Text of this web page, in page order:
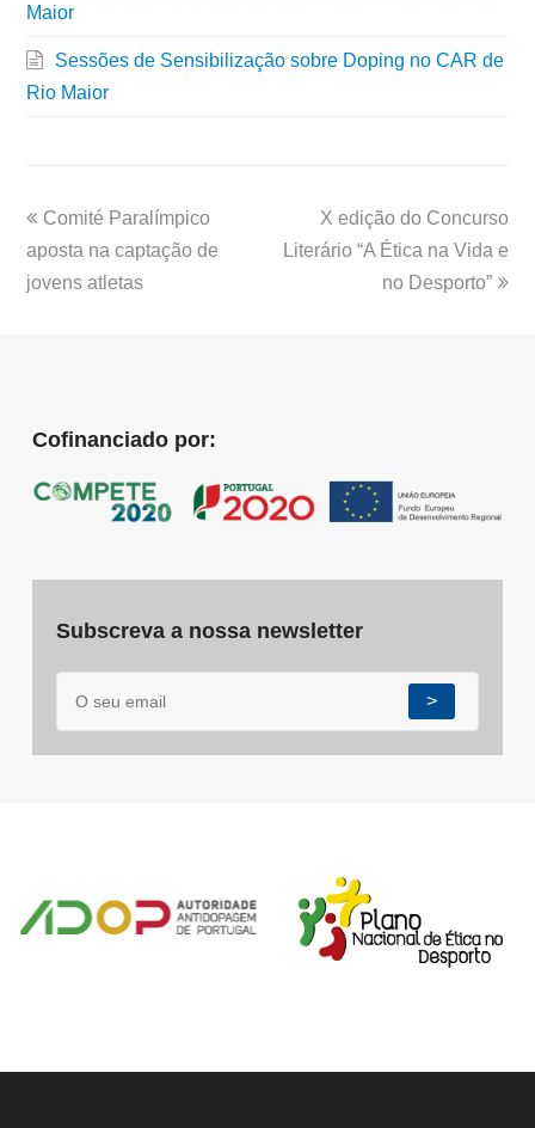
Maior
Sessões de Sensibilização sobre Doping no CAR de
Rio Maior
X edição do Concurso
Literário “A Ética na Vida e
no Desporto”
Comité Paralímpico
aposta na captação de
jovens atletas
Cofinanciado por:
Subscreva a nossa newsletter
>